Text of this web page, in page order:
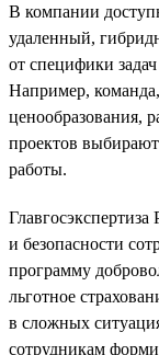
В компании
удаленный,
от специфики
Например, команда,
ценообразования,
проектов
работы.
и безопасности
программу
льготное
в сложных
сотрудникам